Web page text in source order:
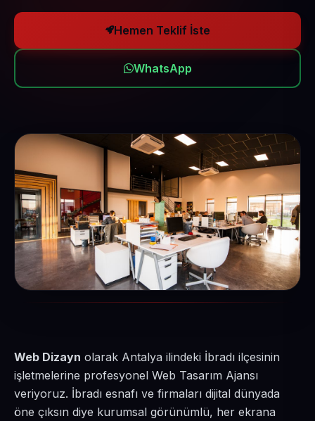
Hemen Teklif İste
WhatsApp
Web Dizayn olarak Antalya ilindeki İbradı ilçesinin
işletmelerine profesyonel Web Tasarım Ajansı
veriyoruz. İbradı esnafı ve firmaları dijital dünyada
öne çıksın diye kurumsal görünümlü, her ekrana